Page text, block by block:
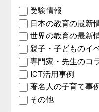
受験情報
日本の教育の最新
世界の教育の最新
親子・子どものイ
専門家・先生のコ
ICT活用事例
著名人の子育て事
その他